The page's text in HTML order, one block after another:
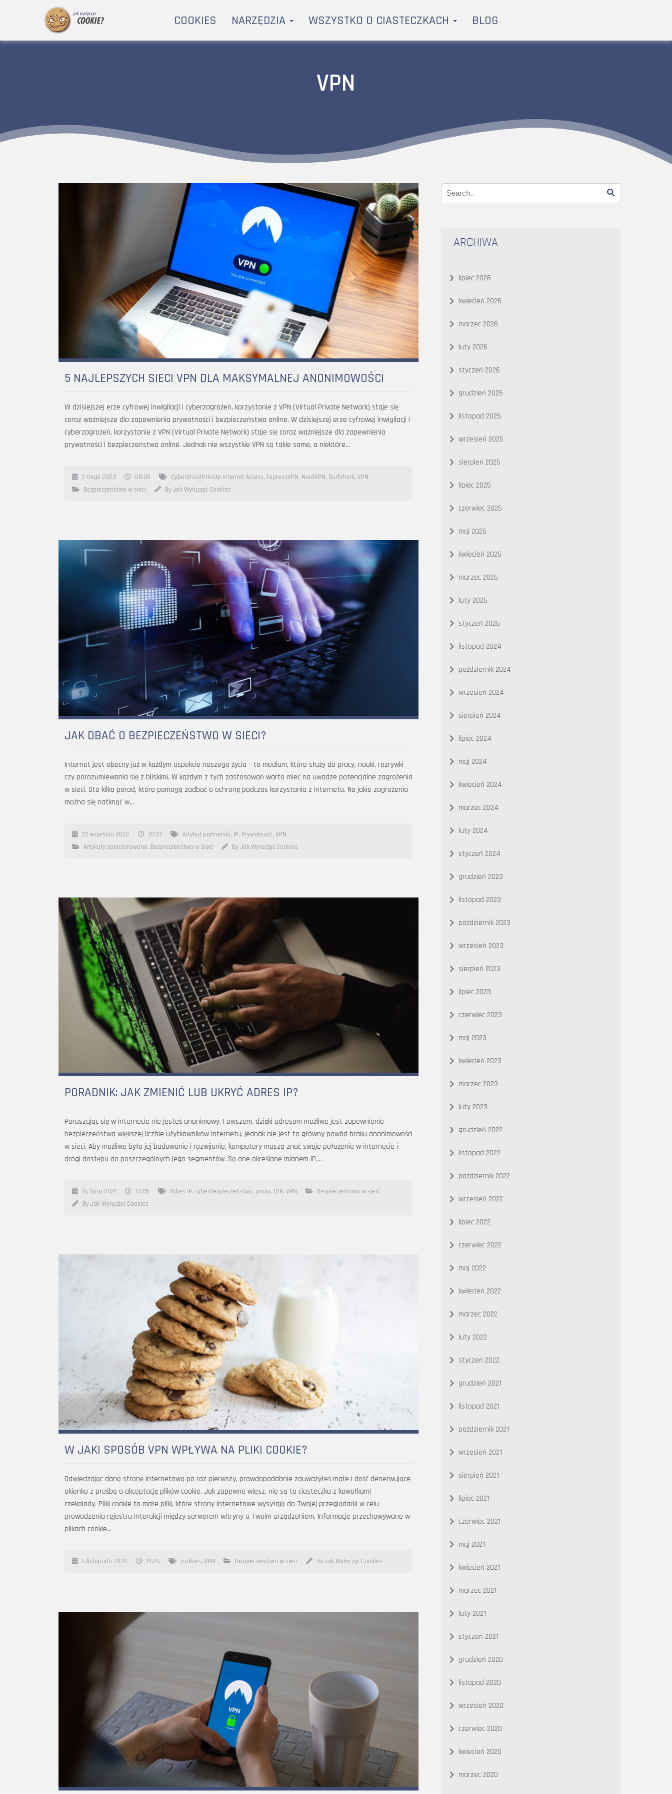
COOKIES NARZĘDZIA WSZYSTKO O CIASTECZKACH BLOG
VPN
5 NAJLEPSZYCH SIECI VPN DLA MAKSYMALNEJ ANONIMOWOŚCI
W dzisiejszej erze cyfrowej inwigilacji i cyberzagrożeń, korzystanie z VPN (Virtual Private Network) staje się
coraz ważniejsze dla zapewnienia prywatności i bezpieczeństwa online. W dzisiejszej erze cyfrowej inwigilacji i
cyberzagrożeń, korzystanie z VPN (Virtual Private Network) staje się coraz ważniejsze dla zapewnienia
prywatności i bezpieczeństwa online. Jednak nie wszystkie VPN są takie same, a niektóre…
2 maja 2023 08:00 CyberGhostPrivate Internet Access, ExpressVPN, NordVPN, Surfshark, VPN
Bezpieczeństwo w sieci
By Jak Wyłączyć Cookies
JAK DBAĆ O BEZPIECZEŃSTWO W SIECI?
Internet jest obecny już w każdym aspekcie naszego życia – to medium, które służy do pracy, nauki, rozrywki
czy porozumiewania się z bliskimi. W każdym z tych zastosowań warto mieć na uwadze potencjalne zagrożenia
w sieci. Oto kilka porad, które pomogą zadbać o ochronę podczas korzystania z internetu. Na jakie zagrożenia
można się natknąć w…
22 września 2022 07:27 Artykuł partnerski, IP, Prywatność, VPN
Artykuły sponsorowane, Bezpieczeństwo w sieci By Jak Wyłączyć Cookies
PORADNIK: JAK ZMIENIĆ LUB UKRYĆ ADRES IP?
Poruszając się w internecie nie jesteś anonimowy. I owszem, dzięki adresom możliwe jest zapewnienie
bezpieczeństwa większej liczbie użytkowników internetu, jednak nie jest to główny powód braku anonimowości
w sieci. Aby możliwe było jej budowanie i rozwijanie, komputery muszą znać swoje położenie w internecie i
drogi dostępu do poszczególnych jego segmentów. Są one określane mianem IP….
26 lipca 2021 13:05 Adres IP, cyberbezpieczeństwo, proxy, TOR, VPN
Bezpieczeństwo w sieci
By Jak Wyłączyć Cookies
W JAKI SPOSÓB VPN WPŁYWA NA PLIKI COOKIE?
Odwiedzając daną stronę internetową po raz pierwszy, prawdopodobnie zauważyłeś małe i dość denerwujące
okienko z prośbą o akceptację plików cookie. Jak zapewne wiesz, nie są to ciasteczka z kawałkami
czekolady. Pliki cookie to małe pliki, które strony internetowe wysyłają do Twojej przeglądarki w celu
prowadzenia rejestru interakcji między serwerem witryny a Twoim urządzeniem. Informacje przechowywane w
plikach cookie…
6 listopada 2020 14:26 cookies, VPN Bezpieczeństwo w sieci By Jak Wyłączyć Cookies
ARCHIWA
lipiec 2026
kwiecień 2026
marzec 2026
luty 2026
styczeń 2026
grudzień 2025
listopad 2025
wrzesień 2025
sierpień 2025
lipiec 2025
czerwiec 2025
maj 2025
kwiecień 2025
marzec 2025
luty 2025
styczeń 2025
listopad 2024
październik 2024
wrzesień 2024
sierpień 2024
lipiec 2024
maj 2024
kwiecień 2024
marzec 2024
luty 2024
styczeń 2024
grudzień 2023
listopad 2023
październik 2023
wrzesień 2023
sierpień 2023
lipiec 2023
czerwiec 2023
maj 2023
kwiecień 2023
marzec 2023
luty 2023
grudzień 2022
listopad 2022
październik 2022
wrzesień 2022
lipiec 2022
czerwiec 2022
maj 2022
kwiecień 2022
marzec 2022
luty 2022
styczeń 2022
grudzień 2021
listopad 2021
październik 2021
wrzesień 2021
sierpień 2021
lipiec 2021
czerwiec 2021
maj 2021
kwiecień 2021
marzec 2021
luty 2021
styczeń 2021
grudzień 2020
listopad 2020
wrzesień 2020
czerwiec 2020
kwiecień 2020
marzec 2020